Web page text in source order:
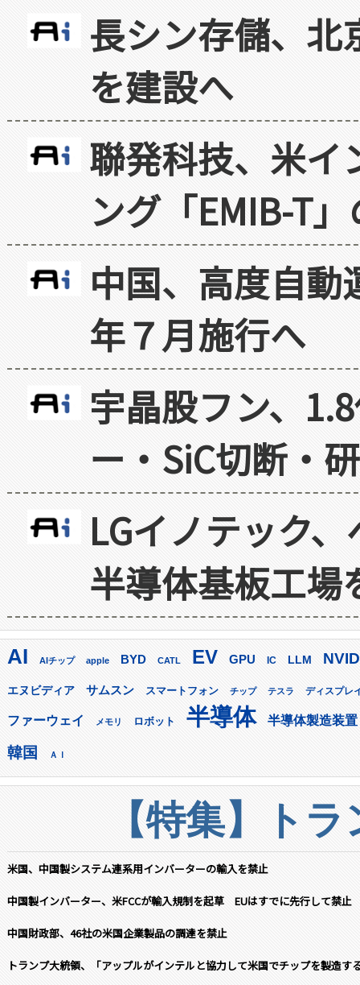
長シン存儲、北
を建設へ
聯発科技、米イ
ング「EMIB-T
中国、高度自
年７月施行へ
宇晶股フン、
ー・SiC切断・
LGイノテック
半導体基板工場
AI AIチップ apple BYD CATL EV GPU IC LLM
エヌビディア サムスン スマートフォン チップ テスラ ディスプレ
ファーウェイ メモリ ロボット 半導体 半導体製造装置
韓国 ＡＩ
【特集】ト
米国、中国製システム連系用インバーターの輸入を禁止
中国製インバーター、米FCCが輸入規制を起草 EUはすでに先行して禁止
中国財政部、46社の米国企業製品の調達を禁止
トランプ大統領、「アップルがインテルと協力して米国でチップを製造す